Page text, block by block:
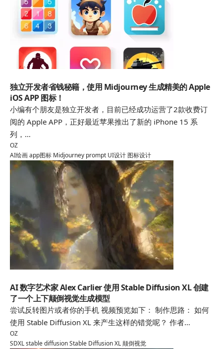
独立开发者省钱秘籍，使用 Midjourney 生成精美的 Apple
iOS APP 图标！
小编有个朋友是独立开发者，目前已经成功运营了2款收费订
阅的 Apple APP，正好最近苹果推出了新的 iPhone 15 系
列，…
OZ
AI绘画app图标 Midjourney prompt UI设计 图标设计
AI 数字艺术家 Alex Carlier 使用 Stable Diffusion XL 创建
了一个上下颠倒视觉生成模型
尝试反转图片或者你的手机 视频预览如下： 制作思路： 如何
使用 Stable Diffusion XL 来产生这样的错觉呢？ 作者…
OZ
SDXLstable diffusionStable Diffusion XL颠倒视觉